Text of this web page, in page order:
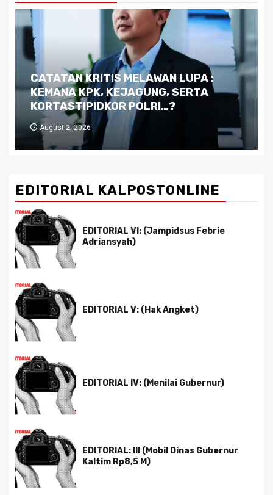
Dilema Kaltim di Tengah Krisis:
Kutukan Sumber Daya Alam dan
Pemimpin yang Tak Kreatif
July 29, 2026
EDITORIAL KALPOSTONLINE
EDITORIAL VI: (Jampidsus Febrie
Adriansyah)
EDITORIAL V: (Hak Angket)
EDITORIAL IV: (Menilai Gubernur)
EDITORIAL: III (Mobil Dinas Gubernur
Kaltim Rp8,5 M)